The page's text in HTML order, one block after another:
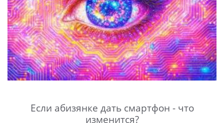
Если абизянке дать смартфон - что
изменится?